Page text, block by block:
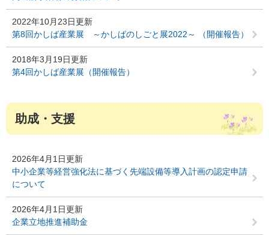
2022年10月23日更新
第8回かしば産業展 ～かしばのしごと展2022～ （開催報告）
2018年3月19日更新
第4回かしば産業展（開催報告）
助成・支援
2026年4月1日更新
中小企業等経営強化法に基づく先端設備等導入計画の認定申請
について
2026年4月1日更新
企業立地推進補助金